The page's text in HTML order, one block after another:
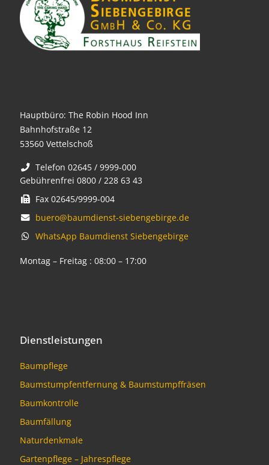
Hauptbüro: The Robin Hood Inn
Bahnhofstraße 12
53560 Vettelschoß
Telefon 02645 / 9999-000
Gebührenfrei 0800 / 228 63 43
Fax 02645/9999-004
buero@baumdienst-siebengebirge.de
WhatsApp Baumdienst Siebengebirge
Montag – Freitag : 08:00 – 17:00
Dienstleistungen
Baumpflege
Baumstumpfentfernung & Baumstumpffräsen
Baumkontrolle
Baumfällung
Naturdenkmale
Gartenpflege – Jahrespflege